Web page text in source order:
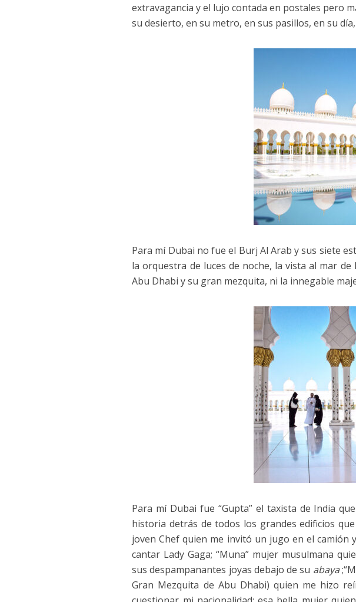
extravagancia y el lujo contada en postales pero
su desierto, en su metro, en sus pasillos, en su
Para mí Dubai no fue el Burj Al Arab y sus siete
la orquestra de luces de noche, la vista al mar
Abu Dhabi y su gran mezquita, ni la innegable
Para mí Dubai fue “Gupta” el taxista de India
historia detrás de todos los grandes edificios
joven Chef quien me invitó un jugo en el
cantar Lady Gaga; “Muna” mujer musulmana
sus despampanantes joyas debajo de su abaya
Gran Mezquita de Abu Dhabi) quien me hizo